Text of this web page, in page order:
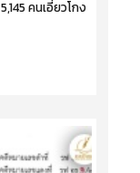
คนเอี่ยวโกง